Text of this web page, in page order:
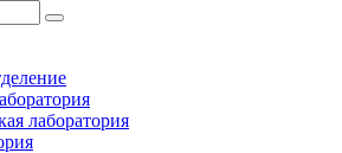
лаборатория